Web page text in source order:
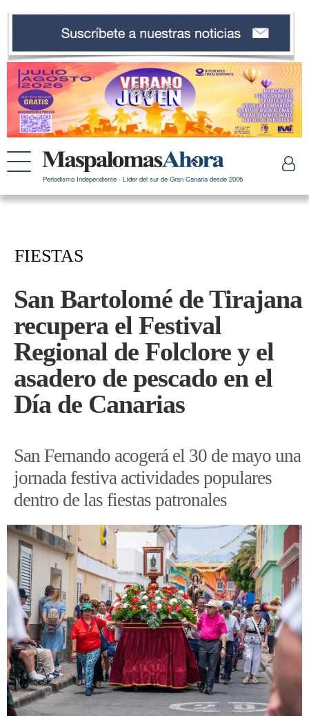
Periodismo Independiente · Líder del sur de Gran Canaria desde 2006
FIESTAS
San Bartolomé de Tirajana
recupera el Festival
Regional de Folclore y el
asadero de pescado en el
Día de Canarias
San Fernando acogerá el 30 de mayo una
jornada festiva actividades populares
dentro de las fiestas patronales